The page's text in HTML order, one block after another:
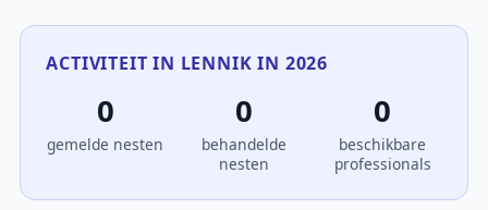
ACTIVITEIT IN LENNIK IN 2026
0
gemelde nesten
0
behandelde
nesten
0
beschikbare
professionals